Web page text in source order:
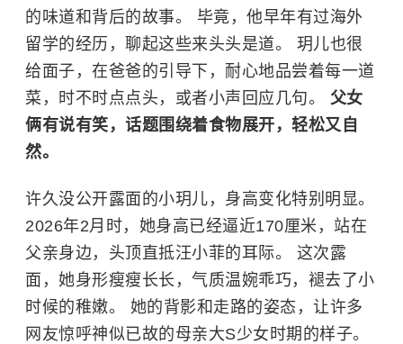
的味道和背后的故事。 毕竟，他早年有过海外
留学的经历，聊起这些来头头是道。 玥儿也很
给面子，在爸爸的引导下，耐心地品尝着每一道
菜，时不时点点头，或者小声回应几句。 父女
俩有说有笑，话题围绕着食物展开，轻松又自
然。
许久没公开露面的小玥儿，身高变化特别明显。
2026年2月时，她身高已经逼近170厘米，站在
父亲身边，头顶直抵汪小菲的耳际。 这次露
面，她身形瘦瘦长长，气质温婉乖巧，褪去了小
时候的稚嫩。 她的背影和走路的姿态，让许多
网友惊呼神似已故的母亲大S少女时期的样子。